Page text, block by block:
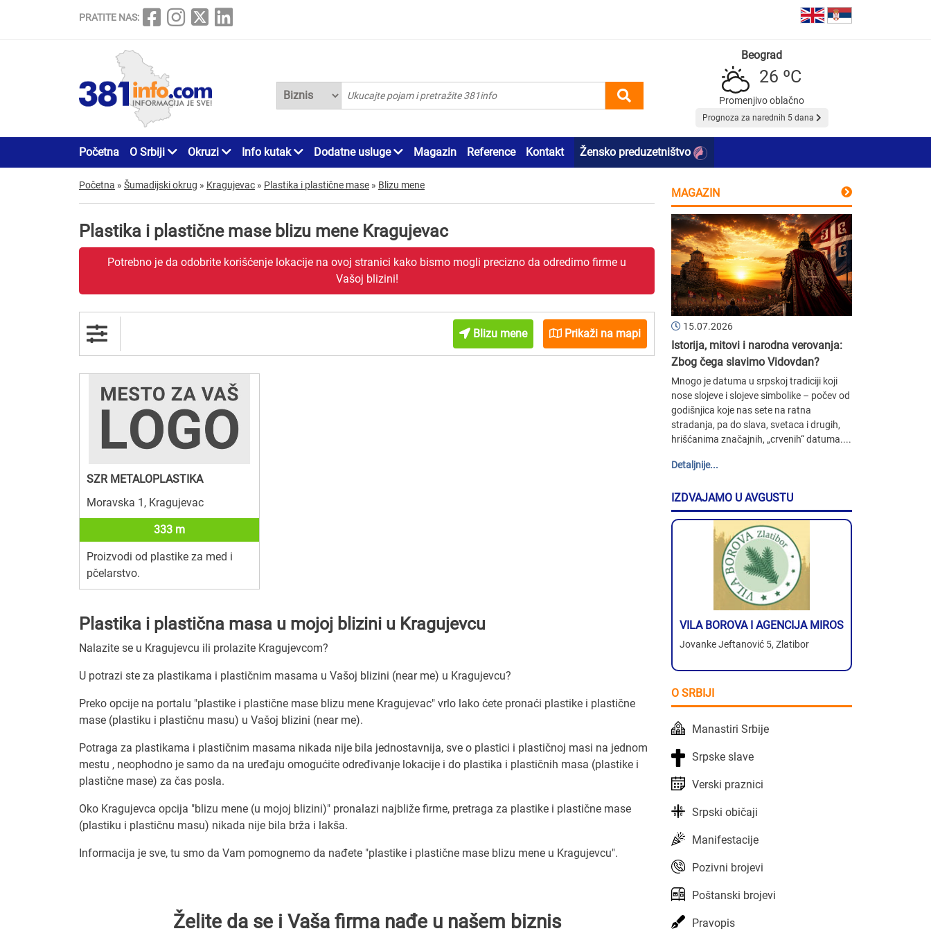
PRATITE NAS:
Beograd
26 ºC
Promenjivo oblačno
Prognoza za narednih 5 dana
Početna O Srbiji Okruzi Info kutak Dodatne usluge Magazin Reference Kontakt Žensko preduzetništvo
Početna » Šumadijski okrug » Kragujevac » Plastika i plastične mase » Blizu mene
Plastika i plastične mase blizu mene Kragujevac
Potrebno je da odobrite korišćenje lokacije na ovoj stranici kako bismo mogli precizno da odredimo firme u
Vašoj blizini!
Blizu mene Prikaži na mapi
SZR METALOPLASTIKA
Moravska 1, Kragujevac
333 m
Proizvodi od plastike za med i
pčelarstvo.
Plastika i plastična masa u mojoj blizini u Kragujevcu
Nalazite se u Kragujevcu ili prolazite Kragujevcom?
U potrazi ste za plastikama i plastičnim masama u Vašoj blizini (near me) u Kragujevcu?
Preko opcije na portalu "plastike i plastične mase blizu mene Kragujevac" vrlo lako ćete pronaći plastike i plastične
mase (plastiku i plastičnu masu) u Vašoj blizini (near me).
Potraga za plastikama i plastičnim masama nikada nije bila jednostavnija, sve o plastici i plastičnoj masi na jednom
mestu , neophodno je samo da na uređaju omogućite određivanje lokacije i do plastika i plastičnih masa (plastike i
plastične mase) za čas posla.
Oko Kragujevca opcija "blizu mene (u mojoj blizini)" pronalazi najbliže firme, pretraga za plastike i plastične mase
(plastiku i plastičnu masu) nikada nije bila brža i lakša.
Informacija je sve, tu smo da Vam pomognemo da nađete "plastike i plastične mase blizu mene u Kragujevcu".
Želite da se i Vaša firma nađe u našem biznis
MAGAZIN
15.07.2026
Istorija, mitovi i narodna verovanja:
Zbog čega slavimo Vidovdan?
Mnogo je datuma u srpskoj tradiciji koji
nose slojeve i slojeve simbolike – počev od
godišnjica koje nas sete na ratna
stradanja, pa do slava, svetaca i drugih,
hrišćanima značajnih, „crvenih“ datuma....
Detaljnije...
IZDVAJAMO U AVGUSTU
VILA BOROVA I AGENCIJA MIROS
Jovanke Jeftanović 5, Zlatibor
O SRBIJI
Manastiri Srbije
Srpske slave
Verski praznici
Srpski običaji
Manifestacije
Pozivni brojevi
Poštanski brojevi
Pravopis